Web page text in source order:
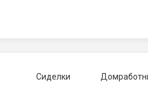
Сиделки